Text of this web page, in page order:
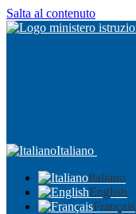
Salta al contenuto
Italiano
Italiano
English
Français